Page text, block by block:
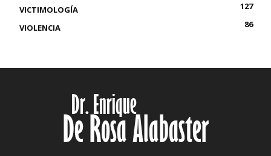
VICTIMOLOGÍA
127
VIOLENCIA
86